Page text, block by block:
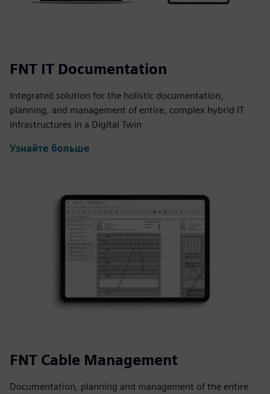
FNT IT Documentation
Integrated solution for the holistic documentation,
planning, and management of entire, complex hybrid IT
infrastructures in a Digital Twin
Узнайте больше
FNT Cable Management
Documentation, planning and management of the entire